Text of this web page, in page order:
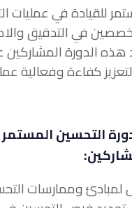
للقيادة في عمليات
في التدقيق
الدورة المشاركين
كفاءة وفعالية
التحسين